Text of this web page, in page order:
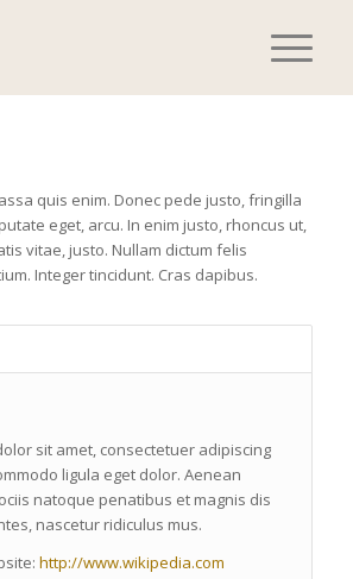
quis enim. Donec pede justo, fringilla
eget, arcu. In enim justo, rhoncus ut,
vitae, justo. Nullam dictum felis
Integer tincidunt. Cras dapibus.
sit amet, consectetuer adipiscing
ligula eget dolor. Aenean
natoque penatibus et magnis dis
nascetur ridiculus mus.
http://www.wikipedia.com